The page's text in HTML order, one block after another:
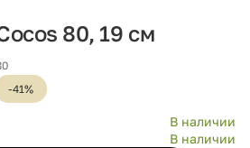
80, 19 см
-41%
В наличии
В наличии